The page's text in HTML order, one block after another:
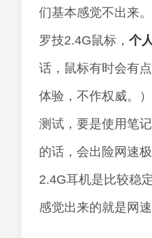
们基本感觉不出来
罗技2.4G鼠标， 个
话，鼠标有时会有
体验，不作权威。
测试，要是使用笔
的话，会出险网速
2.4G耳机是比较稳
感觉出来的就是网速